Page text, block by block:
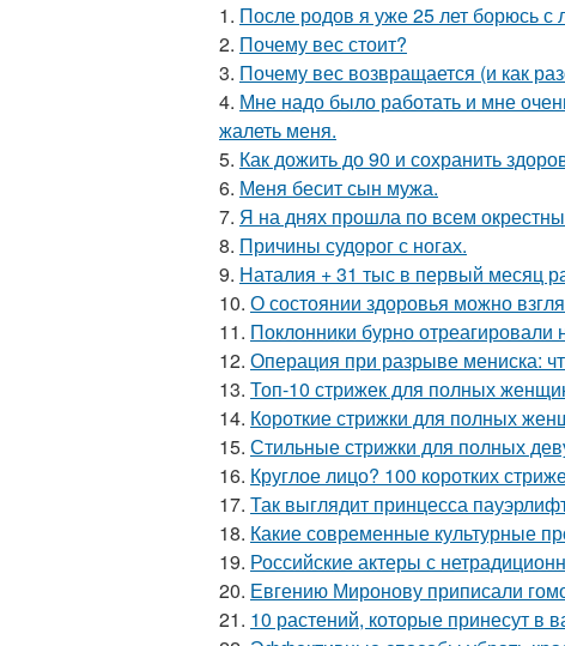
1. После родов я уже 25 лет борюсь
2. Почему вес стоит?
3. Почему вес возвращается (и как
4. Мне надо было работать и мне
жалеть меня.
5. Как дожить до 90 и сохранить
6. Меня бесит сын мужа.
7. Я на днях прошла по всем
8. Причины судорог с ногах.
9. Наталия + 31 тыс в первый месяц
10. О состоянии здоровья можно
11. Поклонники бурно отреагировали
12. Операция при разрыве мениска:
13. Топ-10 стрижек для полных
14. Короткие стрижки для полных
15. Стильные стрижки для полных
16. Круглое лицо? 100 коротких
17. Так выглядит принцесса
18. Какие современные культурные
19. Российские актеры с
20. Евгению Миронову приписали
21. 10 растений, которые принесут в